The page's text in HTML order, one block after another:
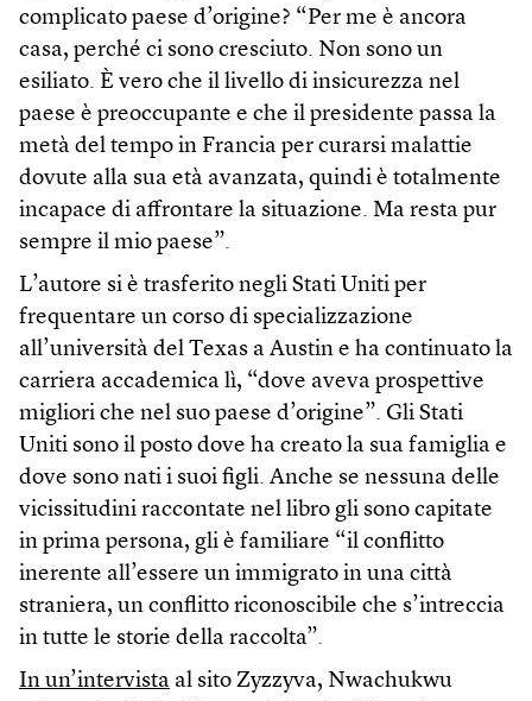
complicato paese d’origine? “Per me è ancora
casa, perché ci sono cresciuto. Non sono un
esiliato. È vero che il livello di insicurezza nel
paese è preoccupante e che il presidente passa la
metà del tempo in Francia per curarsi malattie
dovute alla sua età avanzata, quindi è totalmente
incapace di affrontare la situazione. Ma resta pur
sempre il mio paese”.
L’autore si è trasferito negli Stati Uniti per
frequentare un corso di specializzazione
all’università del Texas a Austin e ha continuato la
carriera accademica lì, “dove aveva prospettive
migliori che nel suo paese d’origine”. Gli Stati
Uniti sono il posto dove ha creato la sua famiglia e
dove sono nati i suoi figli. Anche se nessuna delle
vicissitudini raccontate nel libro gli sono capitate
in prima persona, gli è familiare “il conflitto
inerente all’essere un immigrato in una città
straniera, un conflitto riconoscibile che s’intreccia
in tutte le storie della raccolta”.
In un’intervista al sito Zyzzyva, Nwachukwu